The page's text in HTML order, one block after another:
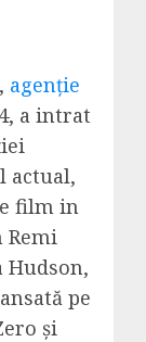
agenție
a intrat
actual,
film in
Remi
Hudson,
pe
și